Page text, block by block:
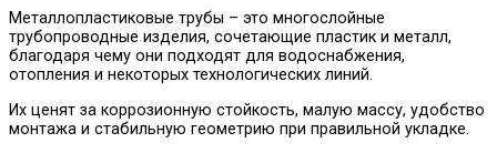
Металлопластиковые трубы – это многослойные
трубопроводные изделия, сочетающие пластик и металл,
благодаря чему они подходят для водоснабжения,
отопления и некоторых технологических линий.
Их ценят за коррозионную стойкость, малую массу, удобство
монтажа и стабильную геометрию при правильной укладке.